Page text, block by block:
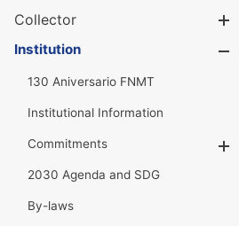
Collector
Institution
130 Aniversario FNMT
Institutional Information
Commitments
2030 Agenda and SDG
By-laws